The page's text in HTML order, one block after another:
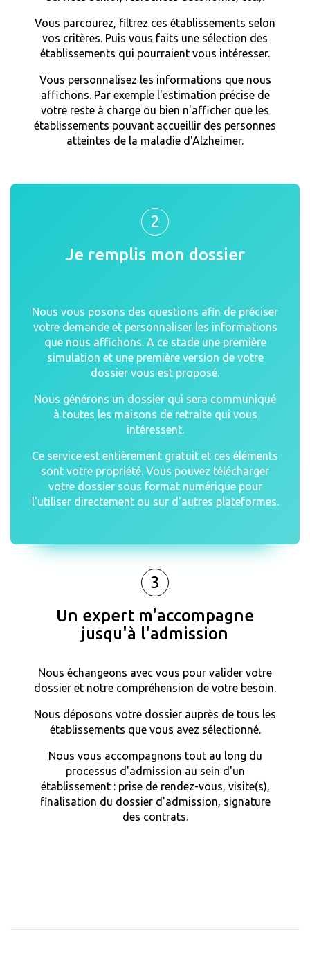
Vous parcourez, filtrez ces établissements selon
vos critères. Puis vous faits une sélection des
établissements qui pourraient vous intéresser.
Vous personnalisez les informations que nous
affichons. Par exemple l'estimation précise de
votre reste à charge ou bien n'afficher que les
établissements pouvant accueillir des personnes
atteintes de la maladie d'Alzheimer.
2
Je remplis mon dossier
Nous vous posons des questions afin de préciser
votre demande et personnaliser les informations
que nous affichons. A ce stade une première
simulation et une première version de votre
dossier vous est proposé.
Nous générons un dossier qui sera communiqué
à toutes les maisons de retraite qui vous
intéressent.
Ce service est entièrement gratuit et ces éléments
sont votre propriété. Vous pouvez télécharger
votre dossier sous format numérique pour
l'utiliser directement ou sur d'autres plateformes.
3
Un expert m'accompagne
jusqu'à l'admission
Nous échangeons avec vous pour valider votre
dossier et notre compréhension de votre besoin.
Nous déposons votre dossier auprès de tous les
établissements que vous avez sélectionné.
Nous vous accompagnons tout au long du
processus d'admission au sein d'un
établissement : prise de rendez-vous, visite(s),
finalisation du dossier d'admission, signature
des contrats.